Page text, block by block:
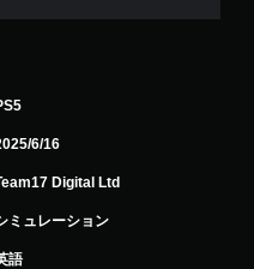
6/16
Digital Ltd
ミュレーション
語